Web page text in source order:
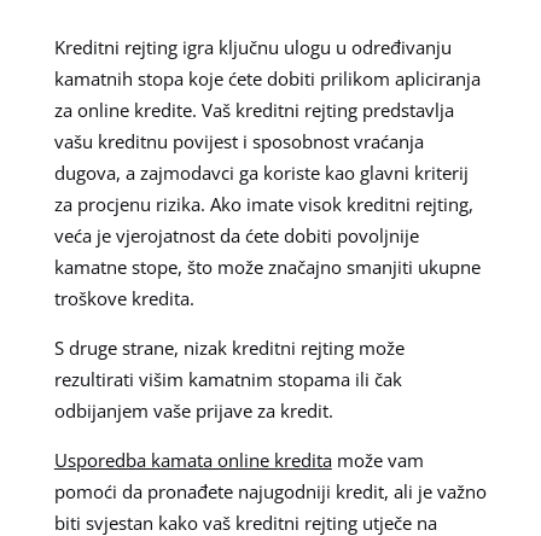
Kreditni rejting igra ključnu ulogu u određivanju
kamatnih stopa koje ćete dobiti prilikom apliciranja
za online kredite. Vaš kreditni rejting predstavlja
vašu kreditnu povijest i sposobnost vraćanja
dugova, a zajmodavci ga koriste kao glavni kriterij
za procjenu rizika. Ako imate visok kreditni rejting,
veća je vjerojatnost da ćete dobiti povoljnije
kamatne stope, što može značajno smanjiti ukupne
troškove kredita.
S druge strane, nizak kreditni rejting može
rezultirati višim kamatnim stopama ili čak
odbijanjem vaše prijave za kredit.
Usporedba kamata online kreditamože vam
pomoći da pronađete najugodniji kredit, ali je važno
biti svjestan kako vaš kreditni rejting utječe na